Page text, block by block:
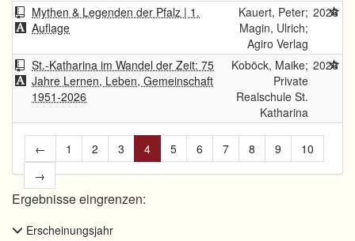
Mythen & Legenden der Pfalz | 1.
Auflage
Kauert, Peter;
Magin, Ulrich;
Agiro Verlag
2026
St.-Katharina im Wandel der Zeit: 75
Jahre Lernen, Leben, Gemeinschaft
1951-2026
Koböck, Maike;
Private
Realschule St.
Katharina
2026
← 1 2 3 4 5 6 7 8 9
10
→
Ergebnisse eingrenzen:
Erscheinungsjahr